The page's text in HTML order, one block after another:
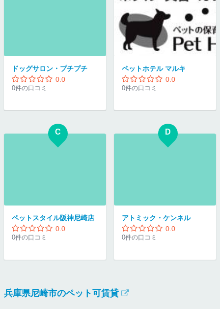
ドッグサロン・プチプチ
0.0
0件の口コミ
ペットホテル マルキ
0.0
0件の口コミ
C
ペットスタイル阪神尼崎店
0.0
0件の口コミ
D
アトミック・ケンネル
0.0
0件の口コミ
兵庫県尼崎市のペット可賃貸